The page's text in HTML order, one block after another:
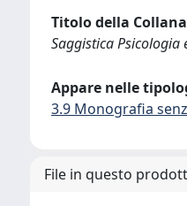
Titolo della Collana
Saggistica Psicologia
Appare nelle
3.9 Monografia
File in questo